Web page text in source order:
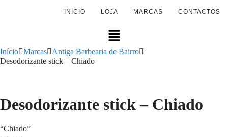
INÍCIO LOJA MARCAS CONTACTOS
Menu
Início Marcas
Antiga Barbearia de Bairro
Desodorizante stick – Chiado
Desodorizante stick – Chiado
“Chiado”